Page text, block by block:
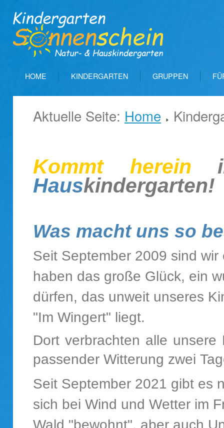
HOME KINDERGARTEN GRUPPEN
Aktuelle Seite: Home
Kommt herein
Hauskindergarten!
Was macht uns so
Seit September 2009 sind
haben das große Glück, ein
dürfen, das unweit unseres
"Im Wingert" liegt.
Dort verbrachten alle
passender Witterung zwei
Seit September 2021 gibt es
sich bei Wind und Wetter im
Wald "bewohnt", aber auch